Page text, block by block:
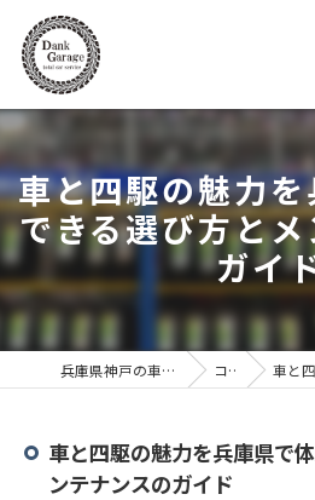
車と四駆の魅力
できる選び方と
ガイ
兵庫県神戸の車ならDank Garage コラム 車と四駆の
車と四駆の魅力を兵庫県で
ンテナンスのガイド